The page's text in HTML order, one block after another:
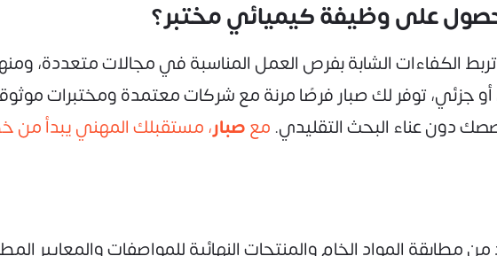
على وظيفة كيميائي مختبر؟
الكفاءات الشابة بفرص العمل المناسبة في مجالات متعددة،
جزئي، توفر لك صبار فرصًا مرنة مع شركات معتمدة ومختبرات
دون عناء البحث التقليدي. معصبار، مستقبلك المهني يبدأ من
المواد الخام والمنتجات النهائية للمواصفات والمعايير